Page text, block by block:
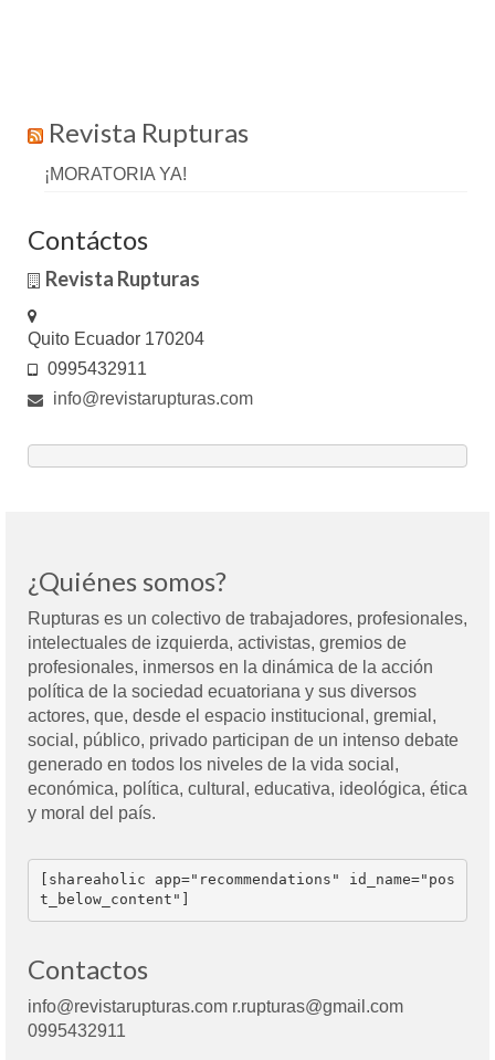
Revista Rupturas
¡MORATORIA YA!
Contáctos
Revista Rupturas
Quito Ecuador 170204
0995432911
info@revistarupturas.com
¿Quiénes somos?
Rupturas es un colectivo de trabajadores, profesionales,
intelectuales de izquierda, activistas, gremios de
profesionales, inmersos en la dinámica de la acción
política de la sociedad ecuatoriana y sus diversos
actores, que, desde el espacio institucional, gremial,
social, público, privado participan de un intenso debate
generado en todos los niveles de la vida social,
económica, política, cultural, educativa, ideológica, ética
y moral del país.
[shareaholic app="recommendations" id_name="pos
t_below_content"]
Contactos
info@revistarupturas.com r.rupturas@gmail.com
0995432911